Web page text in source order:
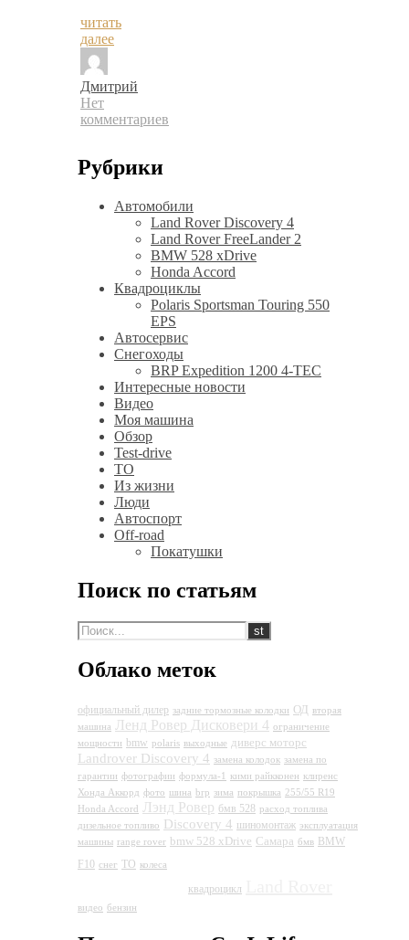
читать
далее
Дмитрий
Нет
комментариев
Рубрики
Автомобили
Land Rover Discovery 4
Land Rover FreeLander 2
BMW 528 xDrive
Honda Accord
Квадроциклы
Polaris Sportsman Touring 550
EPS
Автосервис
Снегоходы
BRP Expedition 1200 4-TEC
Интересные новости
Видео
Моя машина
Обзор
Test-drive
ТО
Из жизни
Люди
Автоспорт
Off-road
Покатушки
Поиск по статьям
Облако меток
официальный дилер задние тормозные колодки ОД вторая
машина
Ленд Ровер Дисковери 4 ограничение
мощности
bmw polaris выходные диверс моторс
Landrover Discovery 4 замена колодок замена по
гарантии фотографии формула-1 кими райкконен клиренс
Хонда Аккорд фото шина brp зима покрышка 255/55 R19
Honda Accord
Лэнд Ровер бмв 528 расход топлива
дизельное топливо Discovery 4 шиномонтаж эксплуатация
машины range rover bmw 528 xDrive Самара бмв
BMW
F10 снег ТО колеса
квадроцикл
видео бензин